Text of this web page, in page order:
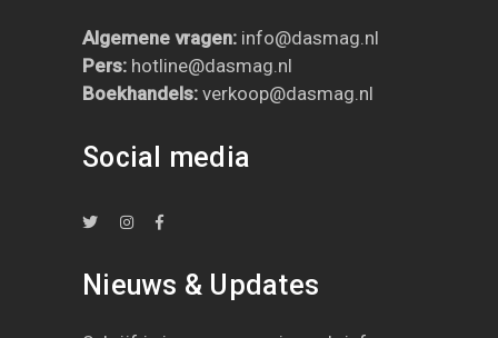
Algemene vragen: info@dasmag.nl
Pers: hotline@dasmag.nl
Boekhandels: verkoop@dasmag.nl
Social media
Nieuws & Updates